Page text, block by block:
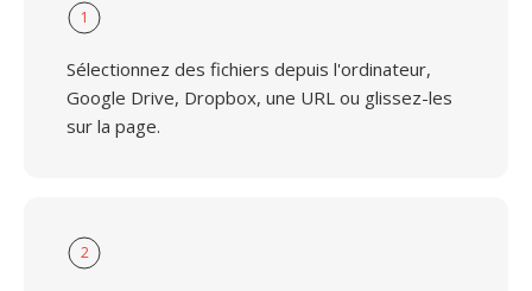
1
Sélectionnez des fichiers depuis l'ordinateur,
Google Drive, Dropbox, une URL ou glissez-les
sur la page.
2